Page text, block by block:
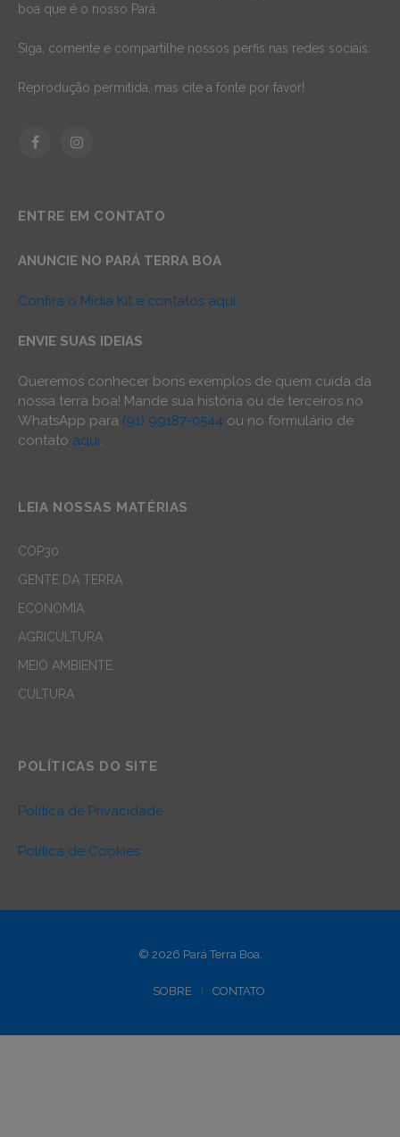
boa que é o nosso Pará.
Siga, comente e compartilhe nossos perfis nas redes sociais.
Reprodução permitida, mas cite a fonte por favor!
FacebookInstagram
ENTRE EM CONTATO
ANUNCIE NO PARÁ TERRA BOA
Confira o Mídia Kit e contatos aqui
ENVIE SUAS IDEIAS
Queremos conhecer bons exemplos de quem cuida da
nossa terra boa! Mande sua história ou de terceiros no
WhatsApp para (91) 99187-0544 ou no formulário de
contato aqui.
LEIA NOSSAS MATÉRIAS
COP30
GENTE DA TERRA
ECONOMIA
AGRICULTURA
MEIO AMBIENTE
CULTURA
POLÍTICAS DO SITE
Política de Privacidade
Política de Cookies
© 2026 Pará Terra Boa.
SOBRE CONTATO